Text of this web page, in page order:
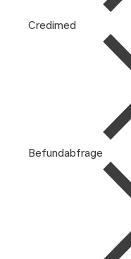
Credimed
Befundabfrage